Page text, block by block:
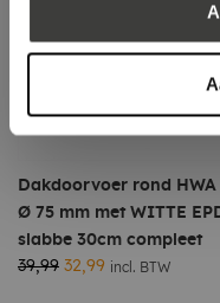
Dakdoorvoer rond HWA
Ø 75 mm met WITTE
slabbe 30cm compleet
39,99 32,99 incl. BTW